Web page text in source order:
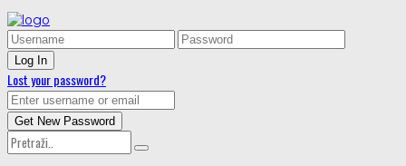
Lost your password?